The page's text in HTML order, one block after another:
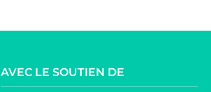
AVEC LE SOUTIEN DE